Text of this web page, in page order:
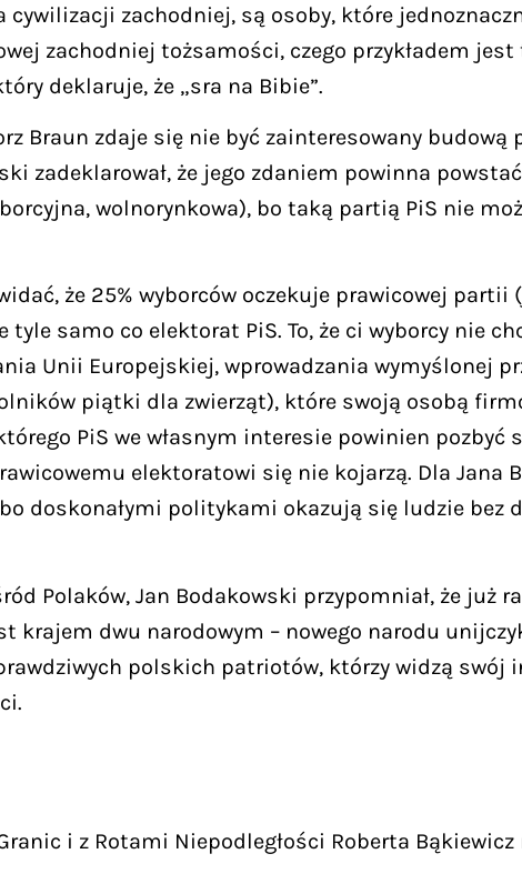
cywilizacji zachodniej, są osoby, które
zachodniej tożsamości, czego przykładem jest
deklaruje, że „sra na Bibie”.
Braun zdaje się nie być zainteresowany budową
zadeklarował, że jego zdaniem powinna
wolnorynkowa), bo taką partią PiS nie
że 25% wyborców oczekuje prawicowej
tyle samo co elektorat PiS. To, że ci wyborcy nie
Unii Europejskiej, wprowadzania wymyślonej
piątki dla zwierząt), które swoją osobą
PiS we własnym interesie powinien pozbyć
elektoratowi się nie kojarzą. Dla Jana
doskonałymi politykami okazują się ludzie bez
Polaków, Jan Bodakowski przypomniał, że już
krajem dwu narodowym – nowego narodu
polskich patriotów, którzy widzą swój
i z Rotami Niepodległości Roberta